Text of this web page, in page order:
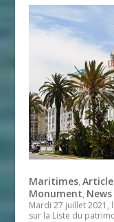
Maritimes,
Monument,
Mardi 27 juillet
sur la Liste du